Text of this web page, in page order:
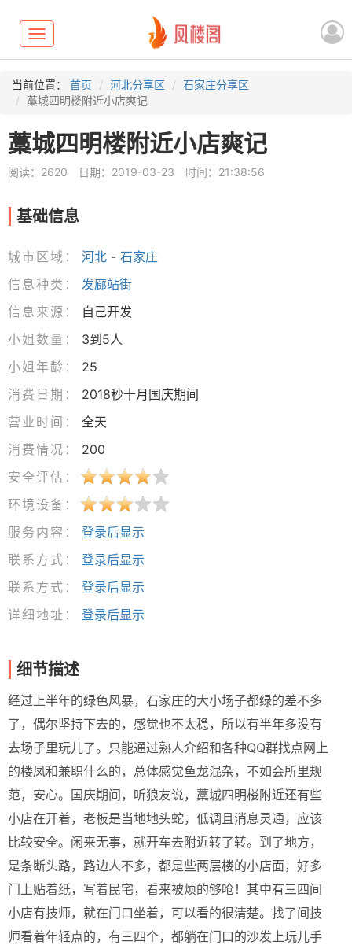
Toggle
navigation
当前位置： 首页 河北分享区
石家庄分享区
藁城四明楼附近小店爽记
藁城四明楼附近小店爽记
阅读：2620 日期：2019-03-23 时间：21:38:56
基础信息
城市区域： 河北 - 石家庄
信息种类：
发廊站街
信息来源：
自己开发
小姐数量：
3到5人
小姐年龄：
25
消费日期：
2018秒十月国庆期间
营业时间：
全天
消费情况：
200
安全评估：
环境设备：
服务内容：
登录后显示
联系方式：
登录后显示
联系方式：
登录后显示
详细地址：
登录后显示
细节描述
经过上半年的绿色风暴，石家庄的大小场子都绿的差不多
了，偶尔坚持下去的，感觉也不太稳，所以有半年多没有
去场子里玩儿了。只能通过熟人介绍和各种QQ群找点网上
的楼凤和兼职什么的，总体感觉鱼龙混杂，不如会所里规
范，安心。国庆期间，听狼友说，藁城四明楼附近还有些
小店在开着，老板是当地地头蛇，低调且消息灵通，应该
比较安全。闲来无事，就开车去附近转了转。到了地方，
是条断头路，路边人不多，都是些两层楼的小店面，好多
门上贴着纸，写着民宅，看来被烦的够呛！其中有三四间
小店有技师，就在门口坐着，可以看的很清楚。找了间技
师看着年轻点的，有三四个，都躺在门口的沙发上玩儿手